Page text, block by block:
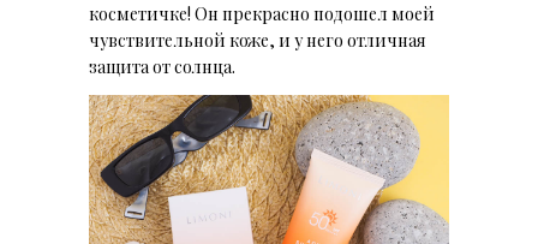
косметичке! Он прекрасно подошел моей
чувствительной коже, и у него отличная
защита от солнца.